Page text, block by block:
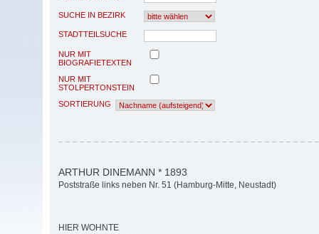
SUCHE IN BEZIRK
STADTTEILSUCHE
NUR MIT
BIOGRAFIETEXTEN
NUR MIT
STOLPERTONSTEIN
SORTIERUNG
ARTHUR DINEMANN * 1893
Poststraße links neben Nr. 51 (Hamburg-Mitte, Neustadt)
HIER WOHNTE